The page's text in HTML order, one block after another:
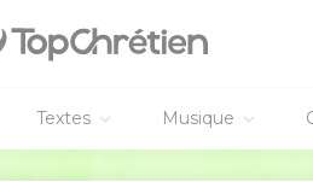
Textes Musique